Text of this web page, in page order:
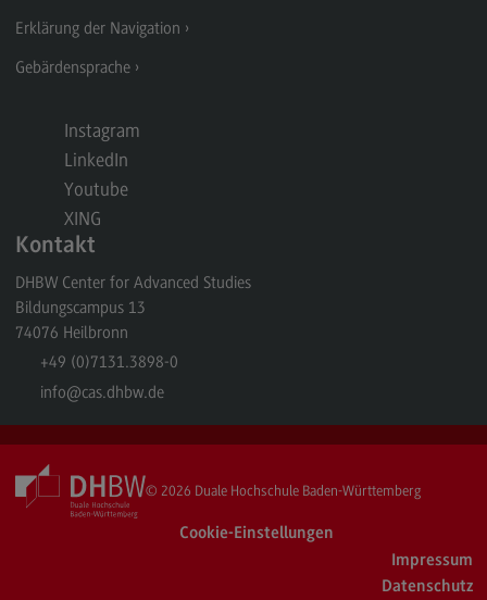
(External link)
Rahmenbedingungen
Berufsperspektiven
Kontakt
Master of Business Administration
Master of Business Administration
Modulangebot
Berufsperspektiven
Kontakt
Media and Data-driven Business
Media and Data-driven Business
Modulangebot
Berufsperspektiven
Erklärung der Navigation
Gebärdensprache
Instagram
LinkedIn
Youtube
XING
Kontakt
DHBW Center for Advanced Studies
Bildungscampus 13
74076 Heilbronn
+49 (0)7131.3898-0
info@cas.dhbw.de
© 2026 Duale Hochschule Baden-Württemberg
Cookie-Einstellungen
Impressum
Datenschutz